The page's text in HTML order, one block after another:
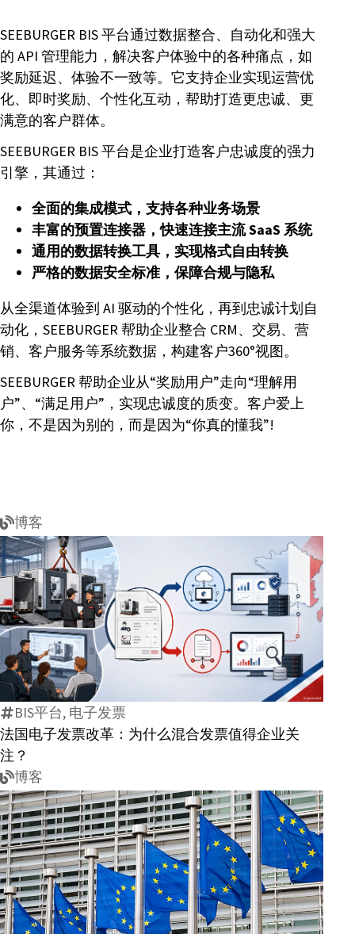
SEEBURGER BIS 平台通过数据整合、自动化和强大
的 API 管理能力，解决客户体验中的各种痛点，如
奖励延迟、体验不一致等。它支持企业实现运营优
化、即时奖励、个性化互动，帮助打造更忠诚、更
满意的客户群体。
SEEBURGER BIS 平台是企业打造客户忠诚度的强力
引擎，其通过：
全面的集成模式，支持各种业务场景
丰富的预置连接器，快速连接主流 SaaS 系统
通用的数据转换工具，实现格式自由转换
严格的数据安全标准，保障合规与隐私
从全渠道体验到 AI 驱动的个性化，再到忠诚计划自
动化，SEEBURGER 帮助企业整合 CRM、交易、营
销、客户服务等系统数据，构建客户360°视图。
SEEBURGER 帮助企业从“奖励用户”走向“理解用
户”、“满足用户”，实现忠诚度的质变。客户爱上
你，不是因为别的，而是因为“你真的懂我”!
博客
法
国
票
为
什
么
混
合
发
票
BIS平台, 电子发票
法国电子发票改革：为什么混合发票值得企业关
注？
博客
EN16931-
1:2026
正